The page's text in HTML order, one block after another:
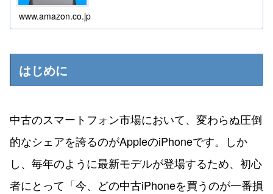
www.amazon.co.jp
はじめに
中古のスマートフォン市場において、変わらぬ圧倒
的なシェアを誇るのがAppleのiPhoneです。しか
し、毎年のように最新モデルが登場するため、初心
者にとって「今、どの中古iPhoneを買うのが一番損